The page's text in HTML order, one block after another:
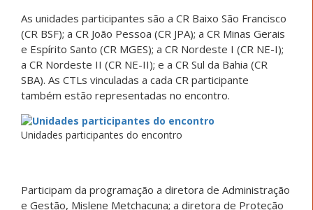
As unidades participantes são a CR Baixo São Francisco
(CR BSF); a CR João Pessoa (CR JPA); a CR Minas Gerais
e Espírito Santo (CR MGES); a CR Nordeste I (CR NE-I);
a CR Nordeste II (CR NE-II); e a CR Sul da Bahia (CR
SBA). As CTLs vinculadas a cada CR participante
também estão representadas no encontro.
Unidades participantes do encontro
Participam da programação a diretora de Administração
e Gestão, Mislene Metchacuna; a diretora de Proteção